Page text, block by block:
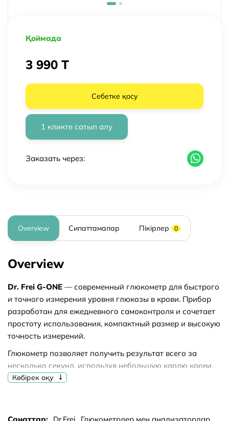
Қоймада
3 990 T
Себетке қосу
1 кликте сатып алу
Заказать через:
Overview Сипаттамалар Пікірлер 0
Overview
Dr. Frei G-ONE — современный глюкометр для быстрого
и точного измерения уровня глюкозы в крови. Прибор
разработан для ежедневного самоконтроля и сочетает
простоту использования, компактный размер и высокую
точность измерений.
Глюкометр позволяет получить результат всего за
несколько секунд, используя небольшую каплю крови.
Благодаря крупному дисплею и интуитивно понятному
Көбірек оқу